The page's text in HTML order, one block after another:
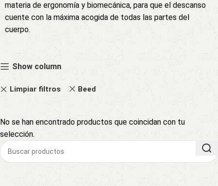
materia de ergonomía y biomecánica, para que el descanso
cuente con la máxima acogida de todas las partes del
cuerpo.
Show column
Limpiar filtros Beed
No se han encontrado productos que coincidan con tu
selección.